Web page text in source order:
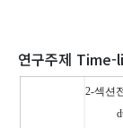
연구주제 Time-
2-섹션